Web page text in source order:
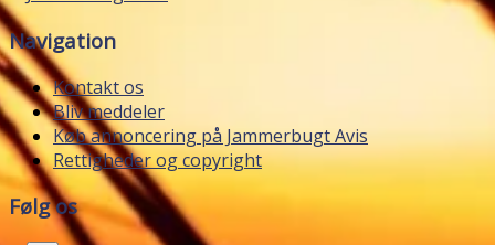
Navigation
Kontakt os
Bliv meddeler
Køb annoncering på Jammerbugt Avis
Rettigheder og copyright
Følg os